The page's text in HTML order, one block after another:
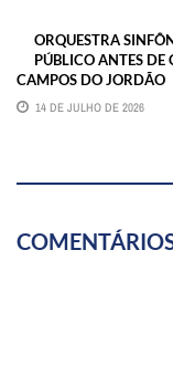
ORQUESTRA
PÚBLICO ANTES DE
CAMPOS DO JORDÃO
14 DE JULHO DE 2026